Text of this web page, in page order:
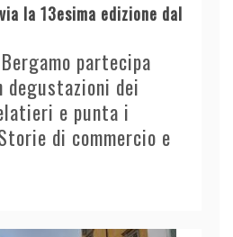
la 13esima edizione dal
partecipa
dei
e punta i
di commercio e